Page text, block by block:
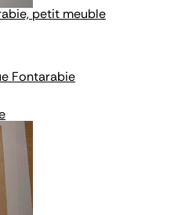
petit meuble
Fontarabie